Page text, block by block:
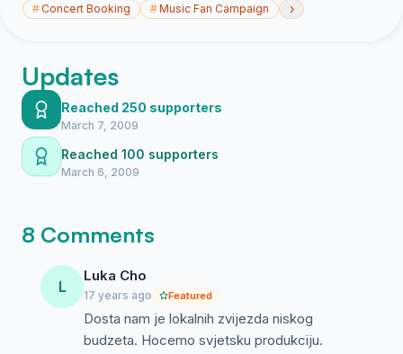
#Concert Booking #Music Fan Campaign ›
Updates
Reached 250 supporters
March 7, 2009
Reached 100 supporters
March 6, 2009
8 Comments
L
Luka Cho
17 years ago Featured
Dosta nam je lokalnih zvijezda niskog
budzeta. Hocemo svjetsku produkciju.